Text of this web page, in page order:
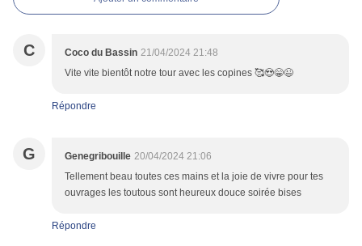
C Coco du Bassin 21/04/2024 21:48
Vite vite bientôt notre tour avec les copines 🥰😍😁😉
Répondre
G Genegribouille 20/04/2024 21:06
Tellement beau toutes ces mains et la joie de vivre pour tes
ouvrages les toutous sont heureux douce soirée bises
Répondre